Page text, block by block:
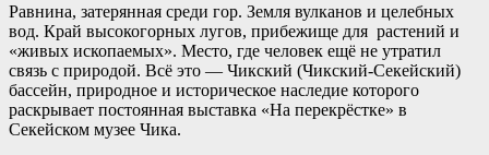
Равнина, затерянная среди гор. Земля вулканов и целебных
вод. Край высокогорных лугов, прибежище для растений и
«живых ископаемых». Место, где человек ещё не утратил
связь с природой. Всё это — Чикский (Чикский-Секейский)
бассейн, природное и историческое наследие которого
раскрывает постоянная выставка «На перекрёстке» в
Секейском музее Чика.